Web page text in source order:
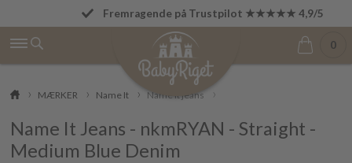
Fremragende på Trustpilot ★★★★★ 4,9/5
Betal først den 1. i næste måned
0
MÆRKER Name It Name It jeans
Name It Jeans - nkmRYAN - Straight -
Medium Blue Denim